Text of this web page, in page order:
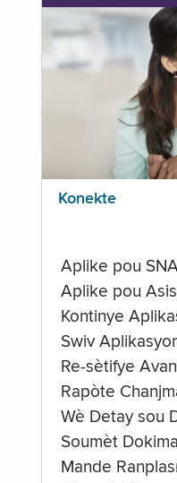
Konekte
Aplike pou
Aplike pou
Kontinye
Swiv
Re-sètifye
Rapòte
Wè Detay sou
Soumèt
Mande